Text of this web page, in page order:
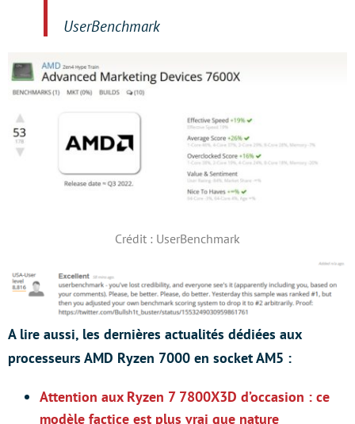
UserBenchmark
Crédit : UserBenchmark
A lire aussi, les dernières actualités dédiées aux
processeurs AMD Ryzen 7000 en socket AM5 :
Attention aux Ryzen 7 7800X3D d’occasion : ce
modèle factice est plus vrai que nature